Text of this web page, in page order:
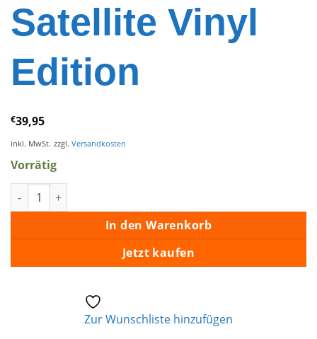
Satellite Vinyl
Edition
€39,95
inkl. MwSt. zzgl. Versandkosten
Vorrätig
The 50th anniversary edition of Elvis Aloha from Hawaii via
In den Warenkorb
Jetzt kaufen
Zur Wunschliste hinzufügen